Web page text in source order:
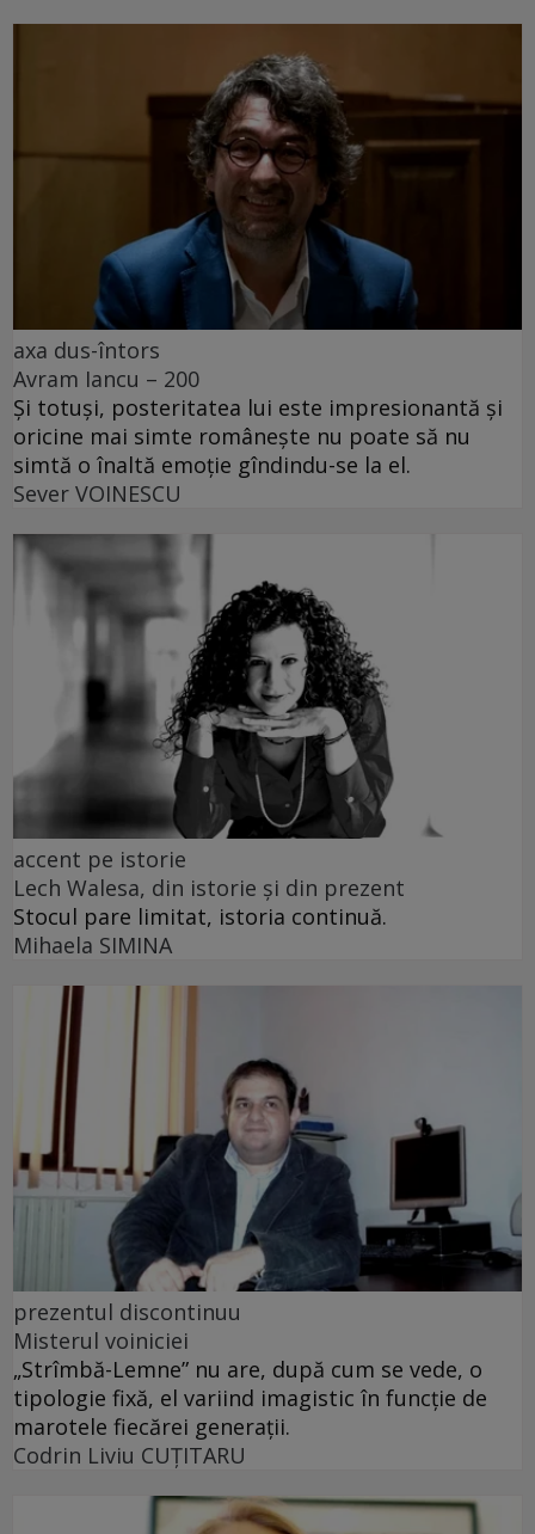
axa dus-întors
Avram Iancu – 200
Și totuși, posteritatea lui este impresionantă și
oricine mai simte românește nu poate să nu
simtă o înaltă emoție gîndindu-se la el.
Sever VOINESCU
accent pe istorie
Lech Walesa, din istorie și din prezent
Stocul pare limitat, istoria continuă.
Mihaela SIMINA
prezentul discontinuu
Misterul voiniciei
„Strîmbă-Lemne” nu are, după cum se vede, o
tipologie fixă, el variind imagistic în funcţie de
marotele fiecărei generaţii.
Codrin Liviu CUŢITARU